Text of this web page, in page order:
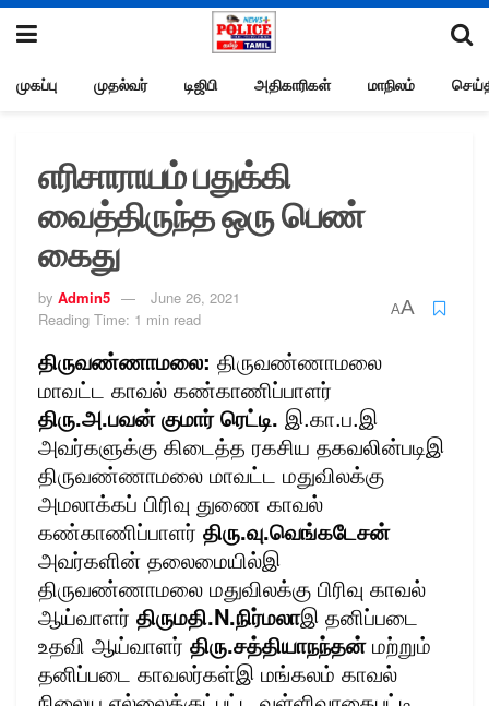
முகப்பு முதல்வர் டிஜிபி அதிகாரிகள் மாநிலம்
எரிசாராயம் பதுக்கி
வைத்திருந்த ஒரு பெண்
கைது
by Admin5
June 26, 2021
Reading Time: 1 min read
AA
திருவண்ணாமலை: திருவண்ணாமலை
மாவட்ட காவல் கண்காணிப்பாளர்
திரு.அ.பவன் குமார் ரெட்டி. இ.கா.ப.இ
அவர்களுக்கு கிடைத்த ரகசிய தகவலின்படிஇ
திருவண்ணாமலை மாவட்ட மதுவிலக்கு
அமலாக்கப் பிரிவு துணை காவல்
கண்காணிப்பாளர் திரு.வு.வெங்கடேசன்
அவர்களின் தலைமையில்இ
திருவண்ணாமலை மதுவிலக்கு பிரிவு காவல்
ஆய்வாளர் திருமதி.N.நிர்மலாஇ தனிப்படை
உதவி ஆய்வாளர் திரு.சத்தியாநந்தன்மற்றும்
தனிப்படை காவலர்கள்இ மங்கலம் காவல்